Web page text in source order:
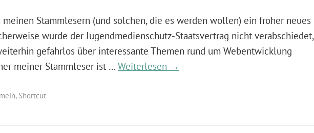
Stammlesern (und solchen, die es werden wollen) ein froher neues
wurde der Jugendmedienschutz-Staatsvertrag nicht verabschiedet,
gefahrlos über interessante Themen rund um Webentwicklung
meiner Stammleser ist … Weiterlesen →
, Shortcut